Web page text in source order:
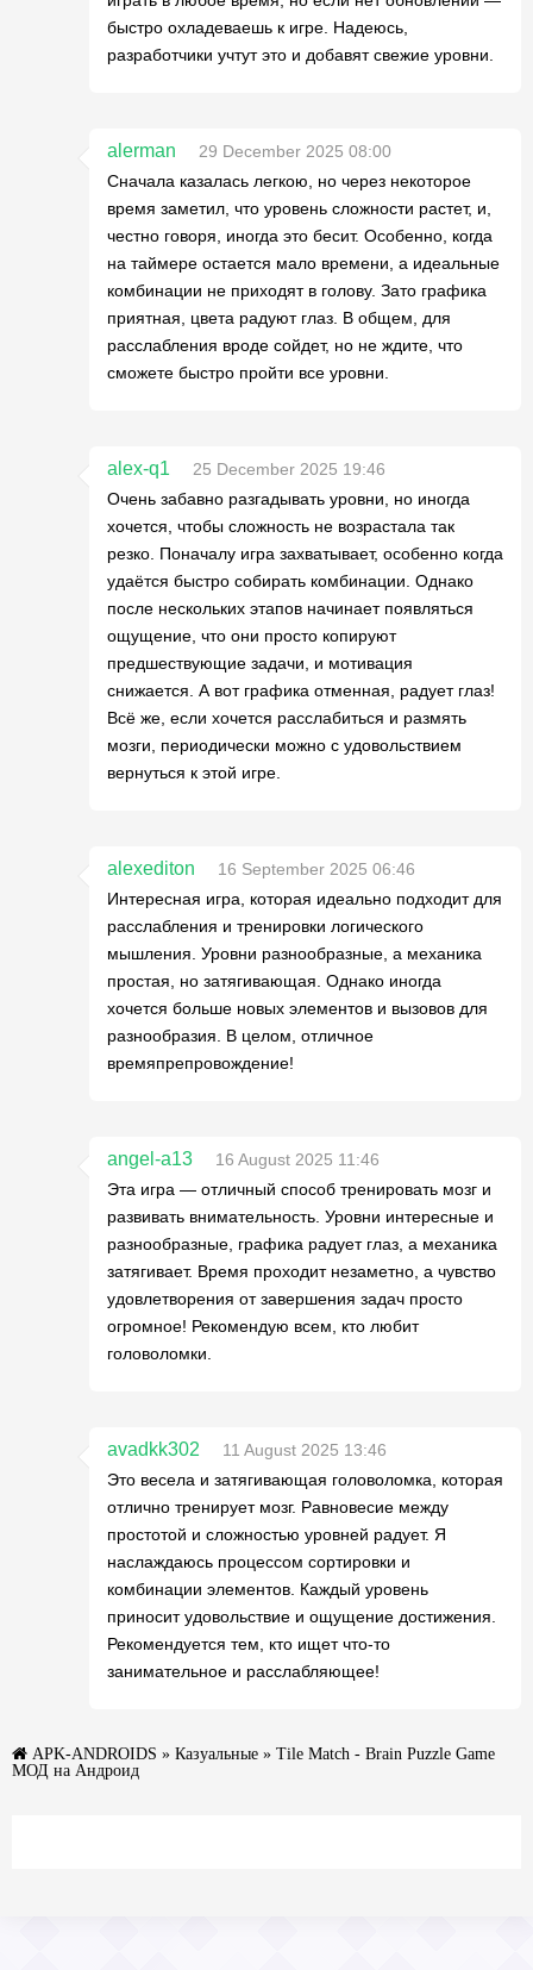
быстро охладеваешь к игре. Надеюсь,
разработчики учтут это и добавят свежие уровни.
alerman
29 December 2025 08:00
Сначала казалась легкою, но через некоторое
время заметил, что уровень сложности растет, и,
честно говоря, иногда это бесит. Особенно, когда
на таймере остается мало времени, а идеальные
комбинации не приходят в голову. Зато графика
приятная, цвета радуют глаз. В общем, для
расслабления вроде сойдет, но не ждите, что
сможете быстро пройти все уровни.
alex-q1
25 December 2025 19:46
Очень забавно разгадывать уровни, но иногда
хочется, чтобы сложность не возрастала так
резко. Поначалу игра захватывает, особенно когда
удаётся быстро собирать комбинации. Однако
после нескольких этапов начинает появляться
ощущение, что они просто копируют
предшествующие задачи, и мотивация
снижается. А вот графика отменная, радует глаз!
Всё же, если хочется расслабиться и размять
мозги, периодически можно с удовольствием
вернуться к этой игре.
alexediton
16 September 2025 06:46
Интересная игра, которая идеально подходит для
расслабления и тренировки логического
мышления. Уровни разнообразные, а механика
простая, но затягивающая. Однако иногда
хочется больше новых элементов и вызовов для
разнообразия. В целом, отличное
времяпрепровождение!
angel-a13
16 August 2025 11:46
Эта игра — отличный способ тренировать мозг и
развивать внимательность. Уровни интересные и
разнообразные, графика радует глаз, а механика
затягивает. Время проходит незаметно, а чувство
удовлетворения от завершения задач просто
огромное! Рекомендую всем, кто любит
головоломки.
avadkk302
11 August 2025 13:46
Это весела и затягивающая головоломка, которая
отлично тренирует мозг. Равновесие между
простотой и сложностью уровней радует. Я
наслаждаюсь процессом сортировки и
комбинации элементов. Каждый уровень
приносит удовольствие и ощущение достижения.
Рекомендуется тем, кто ищет что-то
занимательное и расслабляющее!
APK-ANDROIDS » Казуальные » Tile Match - Brain Puzzle Game
МОД на Андроид